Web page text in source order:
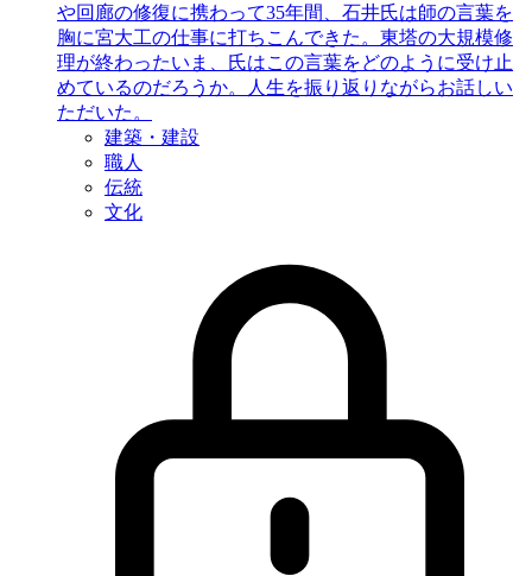
や回廊の修復に携わって35年間、石井氏は師の言葉を
胸に宮大工の仕事に打ちこんできた。東塔の大規模修
理が終わったいま、氏はこの言葉をどのように受け止
めているのだろうか。人生を振り返りながらお話しい
ただいた。
建築・建設
職人
伝統
文化